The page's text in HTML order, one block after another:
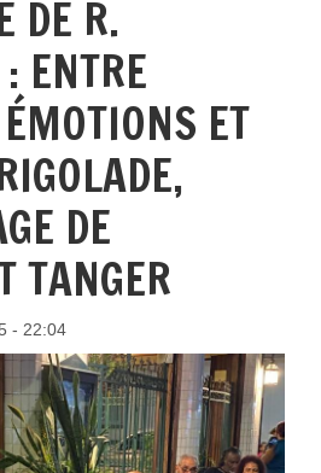
DE R.
ENTRE
ET
DE
TANGER
- 22:04